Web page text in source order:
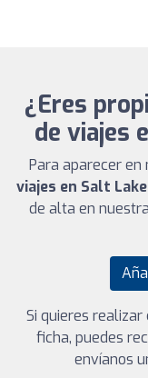
¿Eres
de viajes
Para aparecer en
viajes en Salt
de alta en
Si quieres
ficha, puedes
envíanos